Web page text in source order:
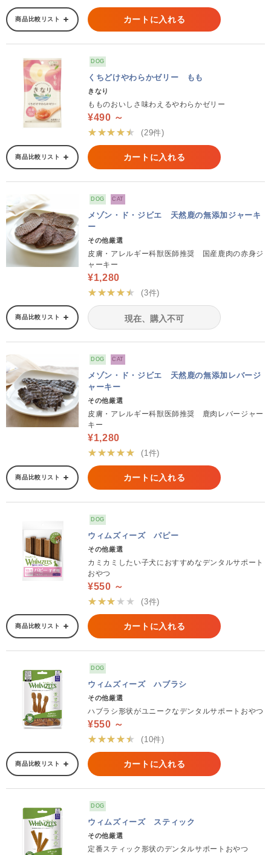
商品比較リスト カートに入れる
DOG
くちどけやわらかゼリー もも
きなり
もものおいしさ味わえるやわらかゼリー
¥490 ～
★★★★★
(29件)
商品比較リスト カートに入れる
DOG CAT
メゾン・ド・ジビエ 天然鹿の無添加ジャーキ
ー
その他厳選
皮膚・アレルギー科獣医師推奨 国産鹿肉の赤身ジ
ャーキー
¥1,280
★★★★★
(3件)
商品比較リスト 現在、購入不可
DOG CAT
メゾン・ド・ジビエ 天然鹿の無添加レバージ
ャーキー
その他厳選
皮膚・アレルギー科獣医師推奨 鹿肉レバージャー
キー
¥1,280
★★★★★
(1件)
商品比較リスト カートに入れる
DOG
ウィムズィーズ パピー
その他厳選
カミカミしたい子犬におすすめなデンタルサポート
おやつ
¥550 ～
★★★★★
(3件)
商品比較リスト カートに入れる
DOG
ウィムズィーズ ハブラシ
その他厳選
ハブラシ形状がユニークなデンタルサポートおやつ
¥550 ～
★★★★★
(10件)
商品比較リスト カートに入れる
DOG
ウィムズィーズ スティック
その他厳選
定番スティック形状のデンタルサポートおやつ